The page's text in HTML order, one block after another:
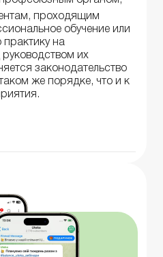
проходящим
обучение или
практику на
их
законодательство
же порядке, что и к